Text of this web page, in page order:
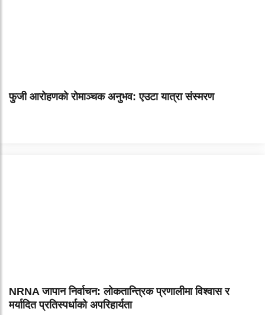
फुजी आरोहणको रोमाञ्चक अनुभव: एउटा यात्रा संस्मरण
NRNA जापान निर्वाचन: लोकतान्त्रिक प्रणालीमा विश्वास र
मर्यादित प्रतिस्पर्धाको अपरिहार्यता